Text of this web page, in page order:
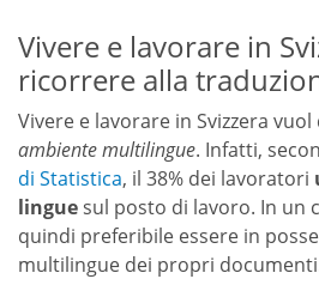
Vivere e lavorare in
ricorrere alla
Vivere e lavorare in Svizzera
ambiente multilingue. Infatti,
di Statistica, il 38% dei lavoratori
linguesul posto di lavoro. In un
quindi preferibile essere in
multilingue dei propri